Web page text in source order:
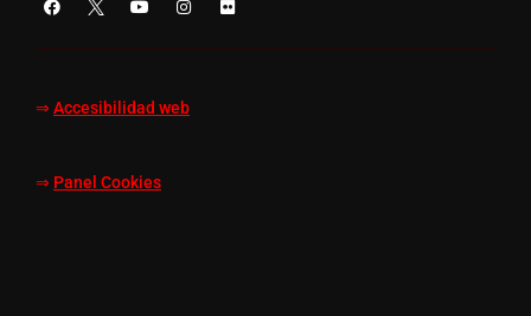
⇒ Accesibilidad web
⇒ Panel Cookies